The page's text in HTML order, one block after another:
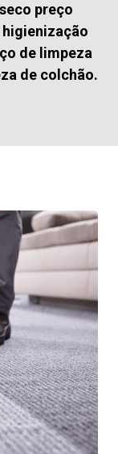
preço
higienização
de limpeza
de colchão.